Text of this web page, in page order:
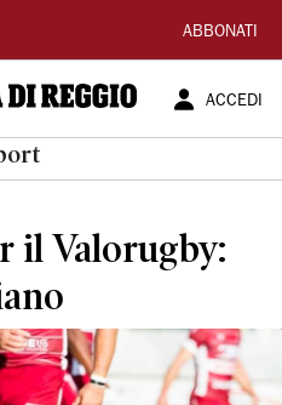
ABBONATI
ACCEDI
il Valorugby: